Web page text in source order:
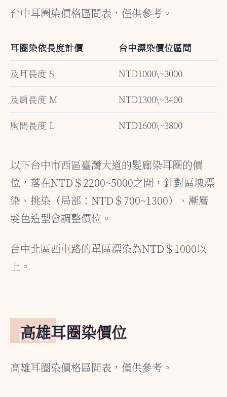
台中耳圈染價格區間表，僅供參考。
耳圈染依長度計價 台中漂染價位區間
及耳長度 S NTD1000\~3000
及肩長度 M NTD1300\~3400
胸間長度 L NTD1600\~3800
以下台中市西區臺灣大道的髮廊染耳圈的價
位，落在NTD＄2200~5000之間，針對區塊漂
染、挑染（局部：NTD＄700~1300）、漸層
髮色造型會調整價位。
台中北區西屯路的單區漂染為NTD＄1000以
上。
高雄耳圈染價位
高雄耳圈染價格區間表，僅供參考。